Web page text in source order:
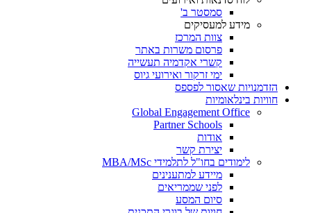
סמסטר ב'
מידע למעסיקים
צוות המרכז
פרסום משרות באתר
קשרי אקדמיה תעשייה
ימי זרקור ואירועי גיוס
הזדמנויות שאסור לפספס
חוויות בינלאומיות
Global Engagement Office
Partner Schools
אודות
יצירת קשר
לימודים בחו"ל לתלמידי MBA/MSc
מיידע למתענינים
לפני שממריאים
סיום המסע